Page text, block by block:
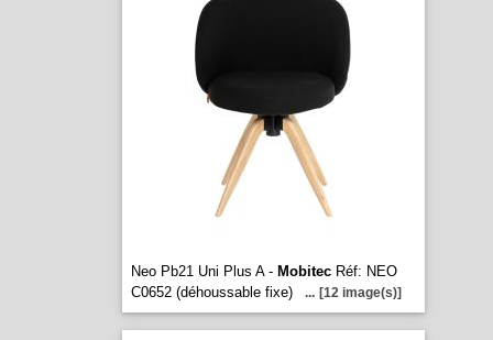
Neo Pb21 Uni Plus A - MobitecRéf: NEO
C0652 (déhoussable fixe)
... [12 image(s)]